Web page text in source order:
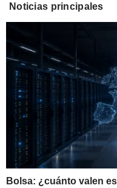
Noticias principales
Bolsa: ¿cuánto valen